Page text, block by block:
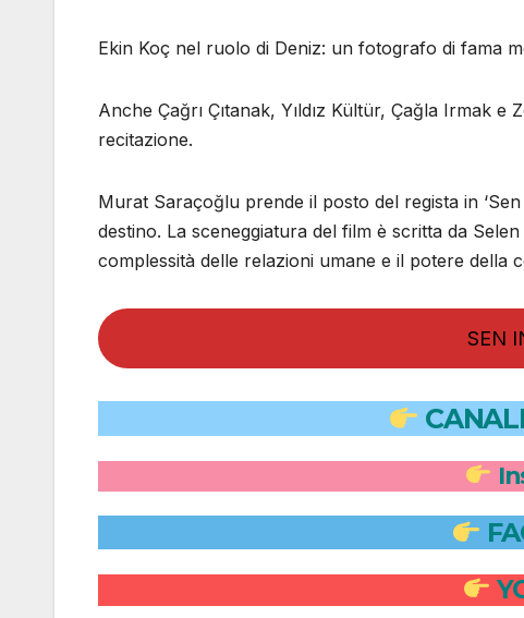
Ekin Koç nel ruolo di Deniz: un fotografo di fama
Anche Çağrı Çıtanak, Yıldız Kültür, Çağla Irmak
recitazione.
Murat Saraçoğlu prende il posto del regista in
destino. La sceneggiatura del film è scritta da
complessità delle relazioni umane e il potere della
SEN